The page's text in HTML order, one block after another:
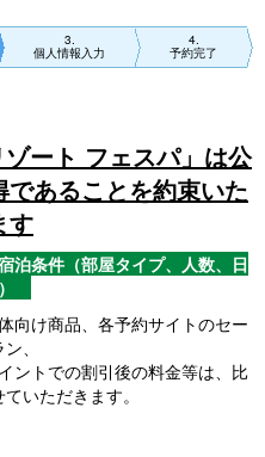
3
個人情報入力
4
予約完了
ゾート フェスパ」は公
あることを約束いた
す
泊条件（部屋タイプ、人数、日
向け商品、各予約サイトのセー
、
ントでの割引後の料金等は、比
いただきます。